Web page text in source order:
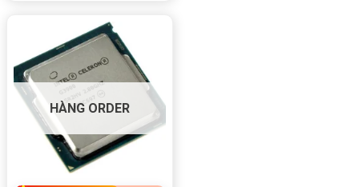
HÀNG ORDER